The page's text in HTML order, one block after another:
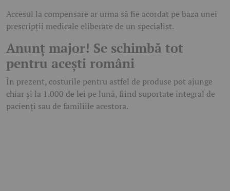
Accesul la compensare ar urma să fie acordat pe baza unei
prescripții medicale eliberate de un specialist.
Anunț major! Se schimbă tot
pentru acești români
În prezent, costurile pentru astfel de produse pot ajunge
chiar și la 1.000 de lei pe lună, fiind suportate integral de
pacienți sau de familiile acestora.